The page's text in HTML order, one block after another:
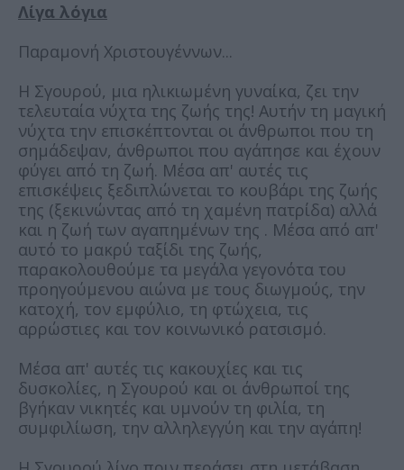
Λίγα λόγια
Παραμονή Χριστουγέννων...
Η Σγουρού, μια ηλικιωμένη γυναίκα, ζει την
τελευταία νύχτα της ζωής της! Αυτήν τη μαγική
νύχτα την επισκέπτονται οι άνθρωποι που τη
σημάδεψαν, άνθρωποι που αγάπησε και έχουν
φύγει από τη ζωή. Μέσα απ' αυτές τις
επισκέψεις ξεδιπλώνεται το κουβάρι της ζωής
της (ξεκινώντας από τη χαμένη πατρίδα) αλλά
και η ζωή των αγαπημένων της . Μέσα από απ'
αυτό το μακρύ ταξίδι της ζωής,
παρακολουθούμε τα μεγάλα γεγονότα του
προηγούμενου αιώνα με τους διωγμούς, την
κατοχή, τον εμφύλιο, τη φτώχεια, τις
αρρώστιες και τον κοινωνικό ρατσισμό.
Μέσα απ' αυτές τις κακουχίες και τις
δυσκολίες, η Σγουρού και οι άνθρωποί της
βγήκαν νικητές και υμνούν τη φιλία, τη
συμφιλίωση, την αλληλεγγύη και την αγάπη!